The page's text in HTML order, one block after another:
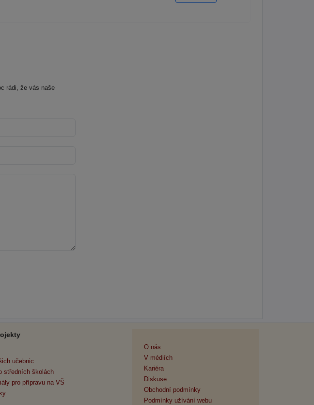
rádi, že vás naše
učebnic
středních školách
pro přípravu na VŠ
O nás
V médiích
Kariéra
Diskuse
Obchodní podmínky
Podmínky užívání webu